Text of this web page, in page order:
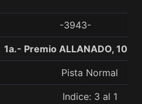
-3943-
1a.- Premio ALLANADO,
Pista Normal
Indice: 3 al 1